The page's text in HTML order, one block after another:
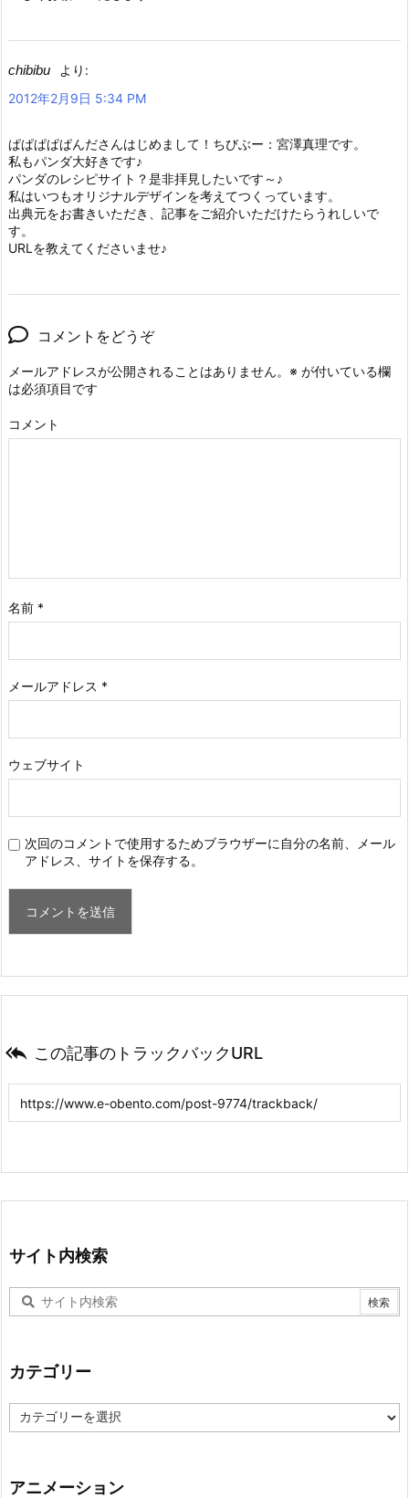
chibibu
より:
2012年2月9日 5:34 PM
ぱぱぱぱぱんださんはじめまして！ちびぶー：宮澤真理です。
私もパンダ大好きです♪
パンダのレシピサイト？是非拝見したいです～♪
私はいつもオリジナルデザインを考えてつくっています。
出典元をお書きいただき、記事をご紹介いただけたらうれしいで
す。
URLを教えてくださいませ♪
コメントをどうぞ
メールアドレスが公開されることはありません。 ※ が付いている欄
は必須項目です
コメント
名前 *
メールアドレス *
ウェブサイト
次回のコメントで使用するためブラウザーに自分の名前、メール
アドレス、サイトを保存する。
 この記事のトラックバックURL
サイト内検索
カテゴリー
テ
ー
アニメーション